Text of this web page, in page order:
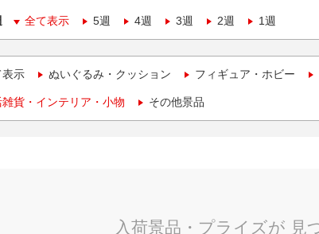
全て表示 5週 4週 3週 2週 1週
表示 ぬいぐるみ・クッション フィギュア・ホビー
貨・インテリア・小物 その他景品